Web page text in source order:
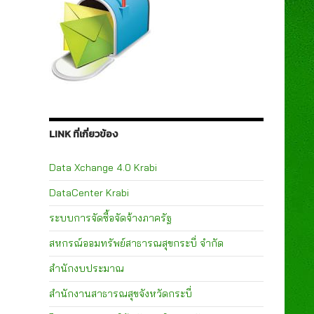
LINK ที่เกี่ยวข้อง
Data Xchange 4.0 Krabi
DataCenter Krabi
ระบบการจัดซื้อจัดจ้างภาครัฐ
สหกรณ์ออมทรัพย์สาธารณสุขกระบี่ จำกัด
สำนักงบประมาณ
สำนักงานสาธารณสุขจังหวัดกระบี่